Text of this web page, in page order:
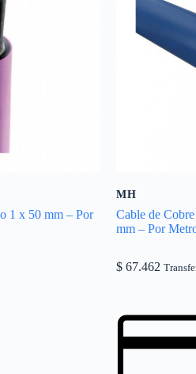
1 x 50 mm – Por
MH
Cable de
mm – Por
$67.462